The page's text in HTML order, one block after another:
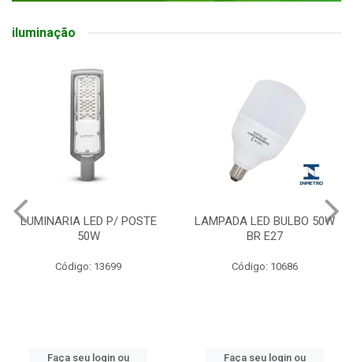
iluminação
LAMPADA LED BULBO 50W
BR E27
Código: 10686
Faça seu login ou
REFLETOR LED 100W
Código: 23740
Faça seu login ou